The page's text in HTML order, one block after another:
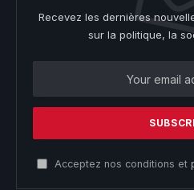
Recevez les dernières
sur la politique, la
Acceptez nos conditions et